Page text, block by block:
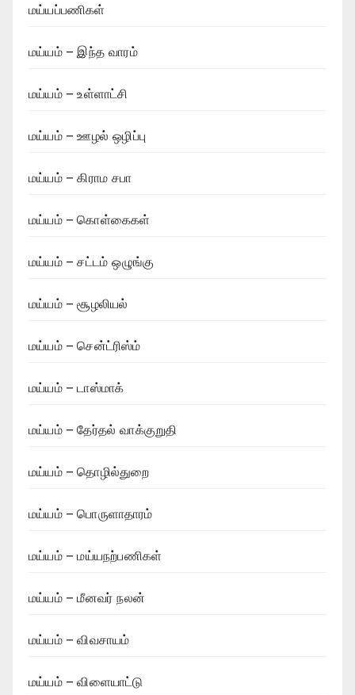
மய்யப்பணிகள்
மய்யம் – இந்த வாரம்
மய்யம் – உள்ளாட்சி
மய்யம் – ஊழல் ஒழிப்பு
மய்யம் – கிராம சபா
மய்யம் – கொள்கைகள்
மய்யம் – சட்டம் ஒழுங்கு
மய்யம் – சூழலியல்
மய்யம் – சென்ட்ரிஸ்ம்
மய்யம் – டாஸ்மாக்
மய்யம் – தேர்தல் வாக்குறுதி
மய்யம் – தொழில்துறை
மய்யம் – பொருளாதாரம்
மய்யம் – மய்யநற்பணிகள்
மய்யம் – மீனவர் நலன்
மய்யம் – விவசாயம்
மய்யம் – விளையாட்டு